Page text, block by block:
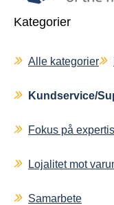
Lager/Logistik
After Sales /
EWS–Awards
Fokus på
Lojalitet mot
Kategorier
Alle kategorier
Kundservice/
Fokus på expertis
Lojalitet mot
Samarbete